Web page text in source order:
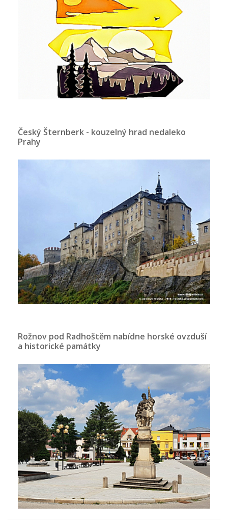
Český Šternberk - kouzelný hrad nedaleko
Prahy
Rožnov pod Radhoštěm nabídne horské ovzduší
a historické památky